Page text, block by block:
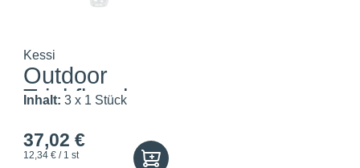
Kessi
Outdoor
Trinkflasche
Inhalt: 3 x 1 Stück
37,02 €
12,34 € / 1 st